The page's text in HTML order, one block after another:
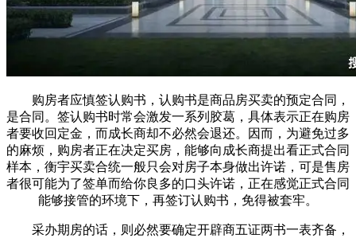
购房者应慎签认购书，认购书是商品房买卖的预定合同，
是合同。签认购书时常会激发一系列胶葛，具体表示正在购房
者要收回定金，而成长商却不必然会退还。因而，为避免过多
的麻烦，购房者正在决定买房，能够向成长商提出看正式合同
样本，衡宇买卖合统一般只会对房子本身做出许诺，可是售房
者很可能为了签单而给你良多的口头许诺，正在感觉正式合同
能够接管的环境下，再签订认购书，免得被套牢。
采办期房的话，则必然要确定开辟商五证两书一表齐备，